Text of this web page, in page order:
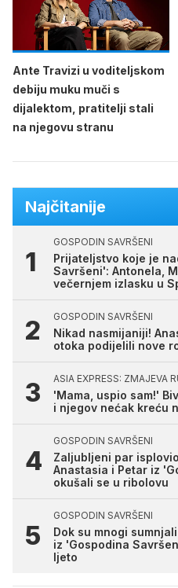
Ante Travizi u voditeljskom
debiju muku muči s
dijalektom, pratitelji stali
na njegovu stranu
Najčitanije
GOSPODIN SAVRŠENI
Prijateljstvo koje je
Savršeni': Antonela,
večernjem izlasku u
GOSPODIN SAVRŠENI
Nikad nasmijaniji!
otoka podijelili nove
ASIA EXPRESS: ZMAJEVA
'Mama, uspio sam!'
i njegov nećak kreću
GOSPODIN SAVRŠENI
Zaljubljeni par
Anastasia i Petar iz
okušali se u ribolovu
GOSPODIN SAVRŠENI
Dok su mnogi
iz 'Gospodina
ljeto